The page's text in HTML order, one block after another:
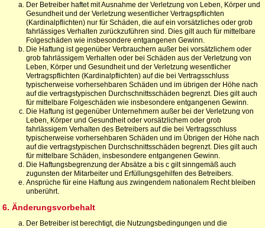
Der Betreiber haftet mit Ausnahme der Verletzung von Leben, Körper und
Gesundheit und der Verletzung wesentlicher Vertragspflichten
(Kardinalpflichten) nur für Schäden, die auf ein vorsätzliches oder grob
fahrlässiges Verhalten zurückzuführen sind. Dies gilt auch für mittelbare
Folgeschäden wie insbesondere entgangenen Gewinn.
Die Haftung ist gegenüber Verbrauchern außer bei vorsätzlichem oder
grob fahrlässigem Verhalten oder bei Schäden aus der Verletzung von
Leben, Körper und Gesundheit und der Verletzung wesentlicher
Vertragspflichten (Kardinalpflichten) auf die bei Vertragsschluss
typischerweise vorhersehbaren Schäden und im übrigen der Höhe nach
auf die vertragstypischen Durchschnittsschäden begrenzt. Dies gilt auch
für mittelbare Folgeschäden wie insbesondere entgangenen Gewinn.
Die Haftung ist gegenüber Unternehmern außer bei der Verletzung von
Leben, Körper und Gesundheit oder vorsätzlichem oder grob
fahrlässigem Verhalten des Betreibers auf die bei Vertragsschluss
typischerweise vorhersehbaren Schäden und im Übrigen der Höhe nach
auf die vertragstypischen Durchschnittsschäden begrenzt. Dies gilt auch
für mittelbare Schäden, insbesondere entgangenen Gewinn.
Die Haftungsbegrenzung der Absätze a bis c gilt sinngemäß auch
zugunsten der Mitarbeiter und Erfüllungsgehilfen des Betreibers.
Ansprüche für eine Haftung aus zwingendem nationalem Recht bleiben
unberührt.
6. Änderungsvorbehalt
Der Betreiber ist berechtigt, die Nutzungsbedingungen und die